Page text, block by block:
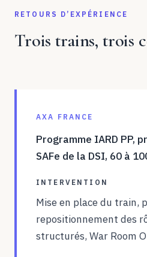
RETOURS D’EXPÉRIENCE
Trois trains, trois
AXA FRANCE
Programme IARD PP,
SAFe de la DSI, 60 à
INTERVENTION
Mise en place du train,
repositionnement des
structurés, War Room